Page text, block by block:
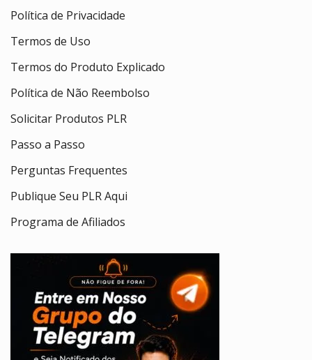
Política de Privacidade
Termos de Uso
Termos do Produto Explicado
Política de Não Reembolso
Solicitar Produtos PLR
Passo a Passo
Perguntas Frequentes
Publique Seu PLR Aqui
Programa de Afiliados